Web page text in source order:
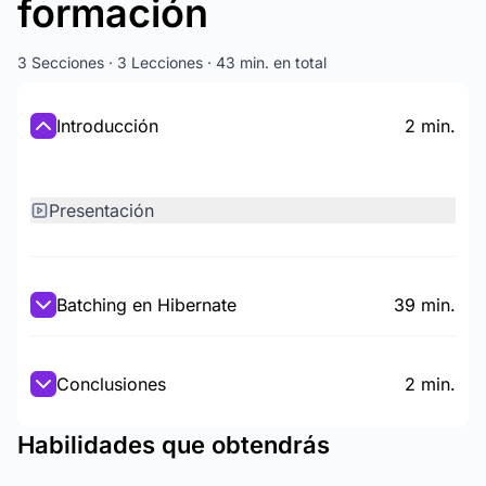
formación
3 Secciones · 3 Lecciones · 43 min. en total
Introducción 2 min.
Presentación
Batching en Hibernate 39 min.
Conclusiones 2 min.
Habilidades que obtendrás